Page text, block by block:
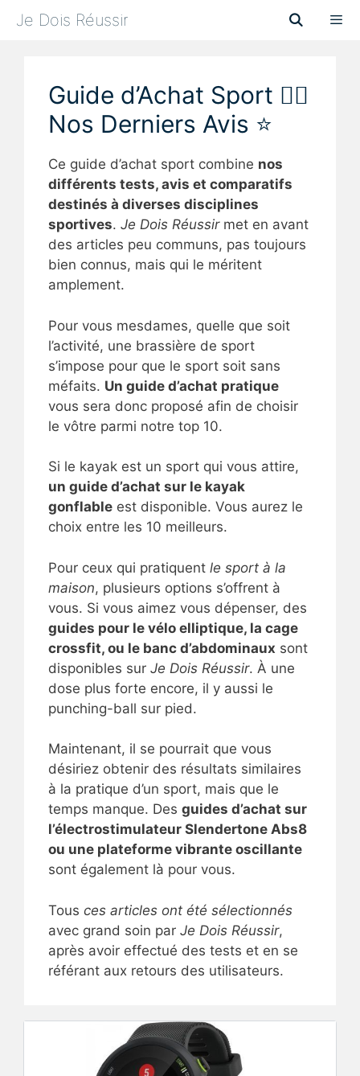
Je Dois Réussir
Guide d’Achat Sport 🏋‍♂
Nos Derniers Avis ⭐
Ce guide d’achat sport combine nos
différents tests, avis et comparatifs
destinés à diverses disciplines
sportives. Je Dois Réussirmet en avant
des articles peu communs, pas toujours
bien connus, mais qui le méritent
amplement.
Pour vous mesdames, quelle que soit
l’activité, une brassière de sport
s’impose pour que le sport soit sans
méfaits. Un guide d’achat pratique
vous sera donc proposé afin de choisir
le vôtre parmi notre top 10.
Si le kayak est un sport qui vous attire,
un guide d’achat sur le kayak
gonflable est disponible. Vous aurez le
choix entre les 10 meilleurs.
Pour ceux qui pratiquent le sport à la
maison, plusieurs options s’offrent à
vous. Si vous aimez vous dépenser, des
guides pour le vélo elliptique, la cage
crossfit, ou le banc d’abdominaux sont
disponibles sur Je Dois Réussir. À une
dose plus forte encore, il y aussi le
punching-ball sur pied.
Maintenant, il se pourrait que vous
désiriez obtenir des résultats similaires
à la pratique d’un sport, mais que le
temps manque. Des guides d’achat sur
l’électrostimulateur Slendertone Abs8
ou une plateforme vibrante oscillante
sont également là pour vous.
Tous ces articles ont été sélectionnés
avec grand soin par Je Dois Réussir,
après avoir effectué des tests et en se
référant aux retours des utilisateurs.